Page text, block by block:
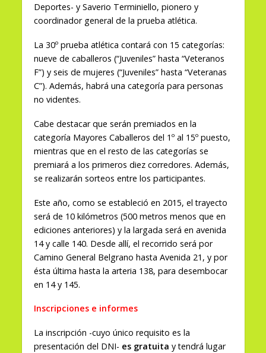
Deportes- y Saverio Terminiello, pionero y
coordinador general de la prueba atlética.
La 30º prueba atlética contará con 15 categorías:
nueve de caballeros (“Juveniles” hasta “Veteranos
F”) y seis de mujeres (“Juveniles” hasta “Veteranas
C”). Además, habrá una categoría para personas
no videntes.
Cabe destacar que serán premiados en la
categoría Mayores Caballeros del 1º al 15º puesto,
mientras que en el resto de las categorías se
premiará a los primeros diez corredores. Además,
se realizarán sorteos entre los participantes.
Este año, como se estableció en 2015, el trayecto
será de 10 kilómetros (500 metros menos que en
ediciones anteriores) y la largada será en avenida
14 y calle 140. Desde allí, el recorrido será por
Camino General Belgrano hasta Avenida 21, y por
ésta última hasta la arteria 138, para desembocar
en 14 y 145.
Inscripciones e informes
La inscripción -cuyo único requisito es la
presentación del DNI- es gratuita y tendrá lugar